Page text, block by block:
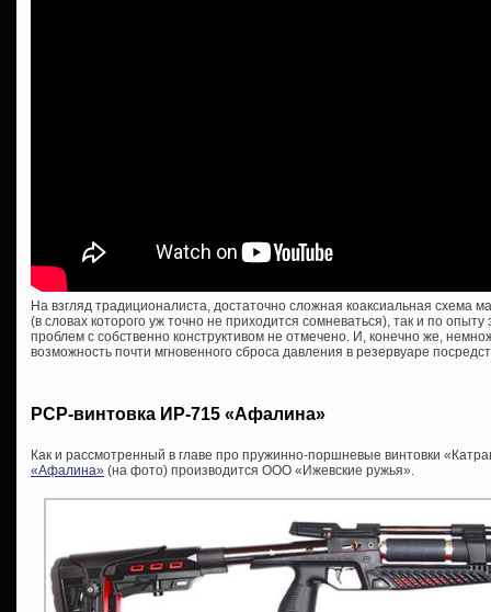
На взгляд традиционалиста, достаточно сложная коаксиальная схема
(в словах которого уж точно не приходится сомневаться), так и по
проблем с собственно конструктивом не отмечено. И, конечно же,
возможность почти мгновенного сброса давления в резервуаре
PCP-винтовка ИР-715 «Афалина»
Как и рассмотренный в главе про пружинно-поршневые винтовки
«Афалина» (на фото) производится ООО «Ижевские ружья».